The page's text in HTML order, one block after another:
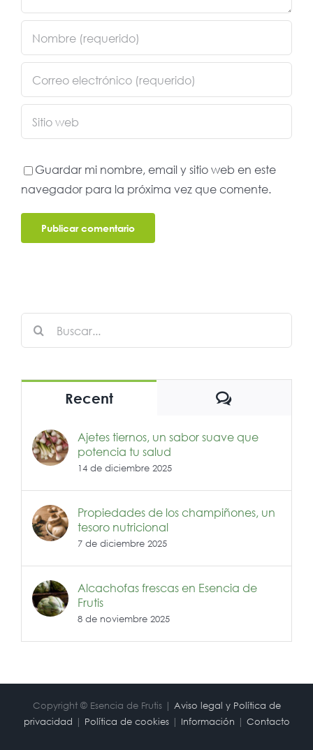
Guardar mi nombre, email y sitio web en este
navegador para la próxima vez que comente.
Buscar:
Recent
Ajetes tiernos, un sabor suave que
potencia tu salud
14 de diciembre 2025
Propiedades de los champiñones, un
tesoro nutricional
7 de diciembre 2025
Alcachofas frescas en Esencia de
Frutis
8 de noviembre 2025
Copyright © Esencia de Frutis | Aviso legal y Política de
privacidad | Política de cookies| Información | Contacto